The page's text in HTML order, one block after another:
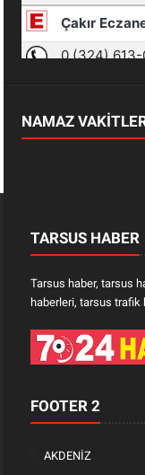
NAMAZ
TARSUS HABER
Tarsus haber, tarsus
haberleri, tarsus trafik
FOOTER 2
AKDENİZ